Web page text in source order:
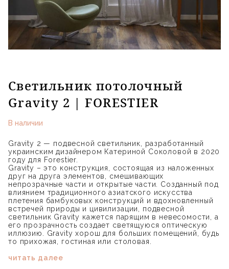
Светильник потолочный
Gravity 2 | FORESTIER
В наличии
Gravity 2 — подвесной светильник, разработанный
украинским дизайнером Катериной Соколовой в 2020
году для Forestier.
Gravity – это конструкция, состоящая из наложенных
друг на друга элементов, смешивающих
непрозрачные части и открытые части. Созданный под
влиянием традиционного азиатского искусства
плетения бамбуковых конструкций и вдохновленный
встречей природы и цивилизации, подвесной
светильник Gravity кажется парящим в невесомости, а
его прозрачность создает светящуюся оптическую
иллюзию. Gravity хорош для больших помещений, будь
то прихожая, гостиная или столовая.
читать далее